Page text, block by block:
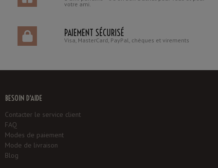
votre ami.
PAIEMENT SÉCURISÉ
Visa, MasterCard, PayPal, chèques et virements
BESOIN D'AIDE
Contacter le service client
FAQ
Modes de paiement
Mode de livraison
Blog